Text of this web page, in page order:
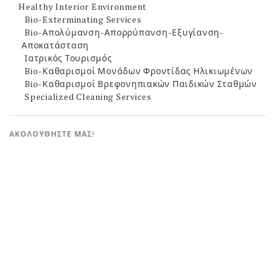
Healthy Interior Environment
Bio-Exterminating Services
Bio-Απολύμανση-Απορρύπανση-Εξυγίανση-
Αποκατάσταση
Ιατρικός Τουρισμός
Bio-Καθαρισμοί Μονάδων Φροντίδας Ηλικιωμένων
Bio-Καθαρισμοί Βρεφονηπιακών Παιδικών Σταθμών
Specialized Cleaning Services
ΑΚΟΛΟΥΘΉΣΤΕ ΜΑΣ!